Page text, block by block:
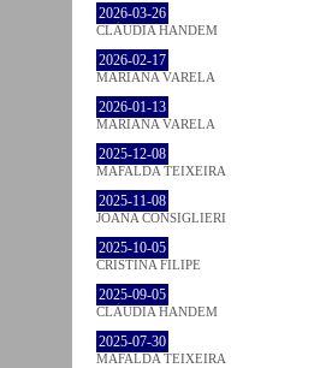
2026-03-26
CLÁUDIA HANDEM
2026-02-17
MARIANA VARELA
2026-01-13
MARIANA VARELA
2025-12-08
MAFALDA TEIXEIRA
2025-11-08
JOANA CONSIGLIERI
2025-10-05
CRISTINA FILIPE
2025-09-05
CLÁUDIA HANDEM
2025-07-30
MAFALDA TEIXEIRA